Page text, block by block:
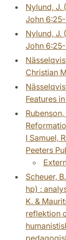
Nylund, J.
John
Nylund, J.
John
Christian
Features
I Samuel,
Peeters
Scheuer,
hp) :
K. &
reflektion